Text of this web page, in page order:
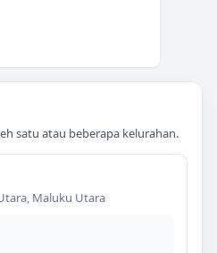
satu atau beberapa kelurahan.
, Maluku Utara